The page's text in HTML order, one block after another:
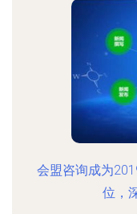
会盟咨询成为
位，